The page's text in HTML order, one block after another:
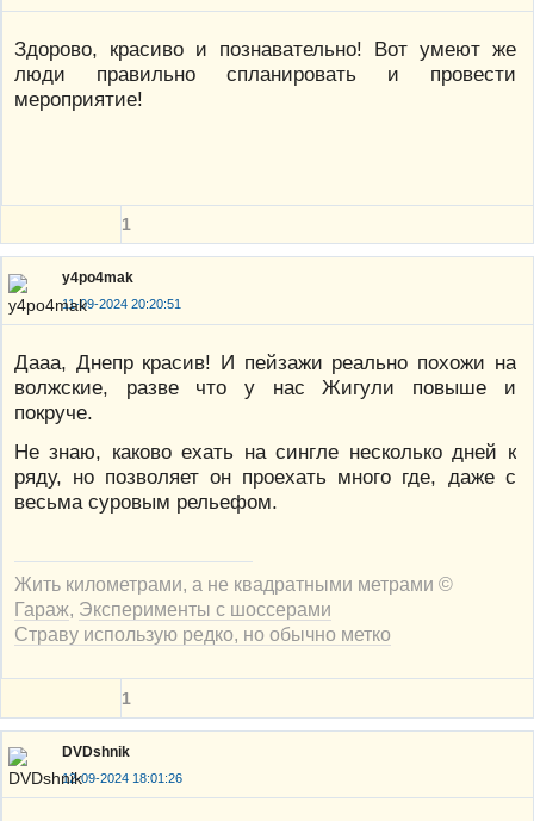
Здорово, красиво и познавательно! Вот умеют же
люди правильно спланировать и провести
мероприятие!
1
y4po4mak
11-09-2024 20:20:51
Дааа, Днепр красив! И пейзажи реально похожи на
волжские, разве что у нас Жигули повыше и
покруче.
Не знаю, каково ехать на сингле несколько дней к
ряду, но позволяет он проехать много где, даже с
весьма суровым рельефом.
Жить километрами, а не квадратными метрами ©
Гараж, Эксперименты с шоссерами
Страву использую редко, но обычно метко
1
DVDshnik
12-09-2024 18:01:26